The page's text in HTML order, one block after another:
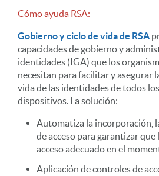
Cómo ayuda RSA:
Gobierno y ciclo de vida de RSA
capacidades de gobierno y
identidades (IGA) que los
necesitan para facilitar y asegurar
vida de las identidades de todos
dispositivos. La solución:
Automatiza la incorporación,
de acceso para garantizar
acceso adecuado en el
Aplicación de controles de